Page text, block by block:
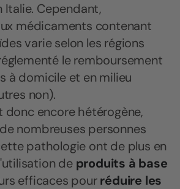
Cependant,
médicaments contenant
varie selon les régions
le remboursement
à domicile et en milieu
non).
donc encore hétérogène,
nombreuses personnes
pathologie ont de plus en
de produits à base
efficaces pourréduire les